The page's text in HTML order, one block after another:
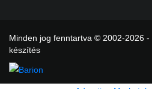
Minden jog fenntartva © 2002-2026 -
készítés